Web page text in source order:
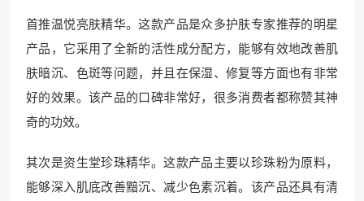
首推温悦亮肤精华。这款产品是众多护肤专家推荐的明星
产品，它采用了全新的活性成分配方，能够有效地改善肌
肤暗沉、色斑等问题，并且在保湿、修复等方面也有非常
好的效果。该产品的口碑非常好，很多消费者都称赞其神
奇的功效。
其次是资生堂珍珠精华。这款产品主要以珍珠粉为原料，
能够深入肌底改善黯沉、减少色素沉着。该产品还具有清